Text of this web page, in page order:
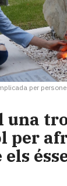
per
una
per
els